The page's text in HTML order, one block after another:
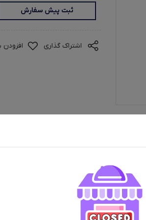
ثبت پیش سفارش
اشتراک گذاری افزودن